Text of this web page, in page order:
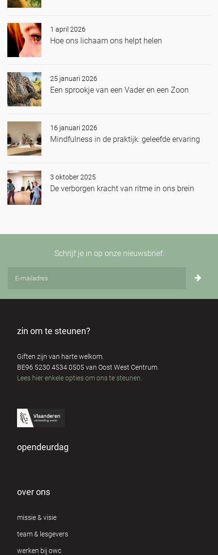
1 april 2026
Hoe ons lichaam ons helpt helen
25 januari 2026
Een sprookje van een Vader en een Zoon
16 januari 2026
Mindfulness in de praktijk: geleefde ervaring
3 oktober 2025
De verborgen kracht van ritme in ons brein
Schrijf je in op onze nieuwsbrief:
zin om te steunen?
Giften zijn van harte welkom.
BE96 5230 4534 0505 van Oost West Centrum.
Lees hier enkele opties om ons te steunen
opendeurdag
over ons
missie & visie
team & lesgevers
werken bij owc